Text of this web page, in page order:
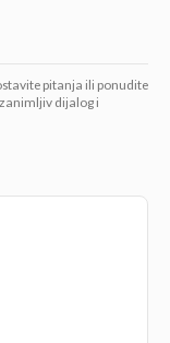
pitanja ili ponudite
dijalog i